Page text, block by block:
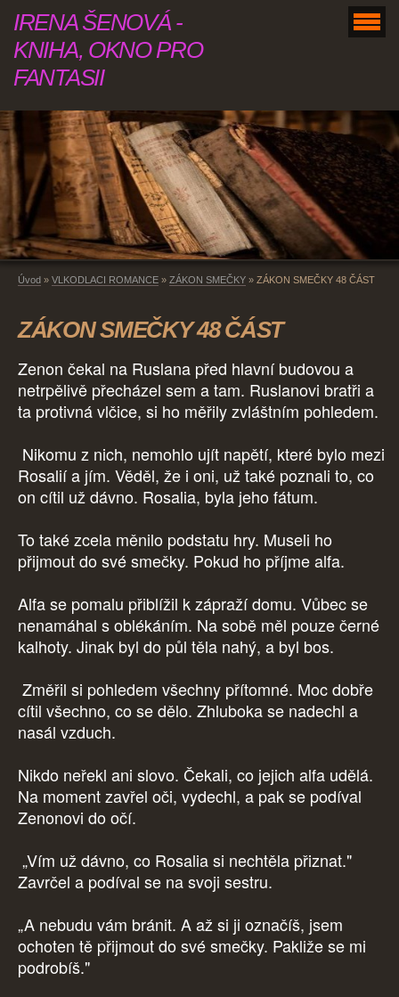
IRENA ŠENOVÁ -
KNIHA, OKNO PRO
FANTASII
Úvod » VLKODLACI ROMANCE » ZÁKON SMEČKY » ZÁKON SMEČKY 48 ČÁST
ZÁKON SMEČKY 48 ČÁST
Zenon čekal na Ruslana před hlavní budovou a
netrpělivě přecházel sem a tam. Ruslanovi bratři a
ta protivná vlčice, si ho měřily zvláštním pohledem.
Nikomu z nich, nemohlo ujít napětí, které bylo mezi
Rosalií a jím. Věděl, že i oni, už také poznali to, co
on cítil už dávno. Rosalia, byla jeho fátum.
To také zcela měnilo podstatu hry. Museli ho
přijmout do své smečky. Pokud ho příjme alfa.
Alfa se pomalu přiblížil k zápraží domu. Vůbec se
nenamáhal s oblékáním. Na sobě měl pouze černé
kalhoty. Jinak byl do půl těla nahý, a byl bos.
Změřil si pohledem všechny přítomné. Moc dobře
cítil všechno, co se dělo. Zhluboka se nadechl a
nasál vzduch.
Nikdo neřekl ani slovo. Čekali, co jejich alfa udělá.
Na moment zavřel oči, vydechl, a pak se podíval
Zenonovi do očí.
„Vím už dávno, co Rosalia si nechtěla přiznat."
Zavrčel a podíval se na svoji sestru.
„A nebudu vám bránit. A až si ji označíš, jsem
ochoten tě přijmout do své smečky. Pakliže se mi
podrobíš."